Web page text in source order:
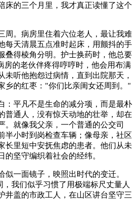
床的三个月里，我才真正读懂了这个
。病房里住着六位老人，最让我难
每天清晨五点准时起床，用颤抖的手
叠得棱角分明。护士换药时，他总要
房的老伙伴疼得哼哼时，他会用布满
未听他抱怨过病情，直到出院那天，
乡的红枣："你们比亲闺女还周到。"
平凡不是生命的减分项，而是最朴
普通人，没有惊天动地的壮举，却在
。就像我父亲，一个普通的公交司
半小时到岗检查车辆；像母亲，社区
长里短中安抚焦虑的患者。他们从未
的坚守编织着社会的经纬。
一面镜子，映照出时代的变迁。
我们似乎习惯了用极端标尺丈量人
井盖的市政工人，在山区讲台坚守三